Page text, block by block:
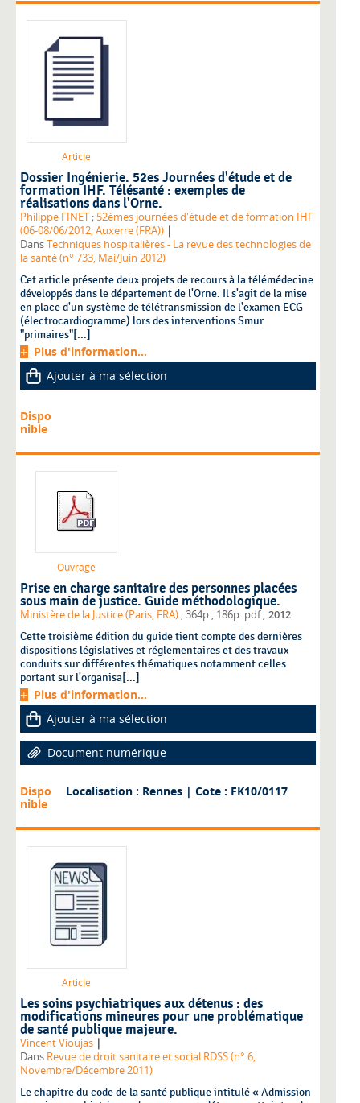
Article
Dossier Ingénierie. 52es Journées d'étude et de
formation IHF. Télésanté : exemples de
réalisations dans l'Orne.
Philippe FINET ; 52èmes journées d'étude et de formation IHF
(06-08/06/2012; Auxerre (FRA)) |
DansTechniques hospitalières - La revue des technologies de
la santé (n° 733, Mai/Juin 2012)
Cet article présente deux projets de recours à la télémédecine
développés dans le département de l'Orne. Il s'agit de la mise
en place d'un système de télétransmission de l'examen ECG
(électrocardiogramme) lors des interventions Smur
"primaires"[...]
Plus d'information...
Ajouter à ma sélection
Dispo
nible
Ouvrage
Prise en charge sanitaire des personnes placées
sous main de justice. Guide méthodologique.
Ministère de la Justice (Paris, FRA) , 364p., 186p. pdf 2012
Cette troisième édition du guide tient compte des dernières
dispositions législatives et réglementaires et des travaux
conduits sur différentes thématiques notamment celles
portant sur l'organisa[...]
Plus d'information...
Ajouter à ma sélection
Document numérique
Dispo
nible
Localisation : Rennes | Cote : FK10/0117
Article
Les soins psychiatriques aux détenus : des
modifications mineures pour une problématique
de santé publique majeure.
Vincent Vioujas |
Dans Revue de droit sanitaire et social RDSS (n° 6,
Novembre/Décembre 2011)
Le chapitre du code de la santé publique intitulé « Admission